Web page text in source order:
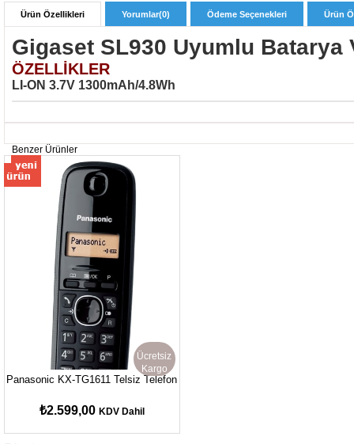
Ürün Özellikleri Yorumlar(0) Ödeme Seçenekleri Ürün
Gigaset SL930 Uyumlu Batarya
ÖZELLİKLER
LI-ON 3.7V 1300mAh/4.8Wh
Benzer Ürünler
Panasonic KX-TG1611 Telsiz Telefon
₺2.599,00 KDV Dahil
Ücretsiz
Kargo